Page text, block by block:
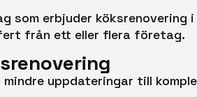
erbjuder köksrenovering i
från ett eller flera företag.
uppdateringar till